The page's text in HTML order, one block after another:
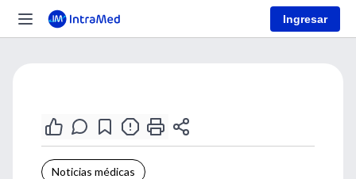
Ingresar
Noticias médicas